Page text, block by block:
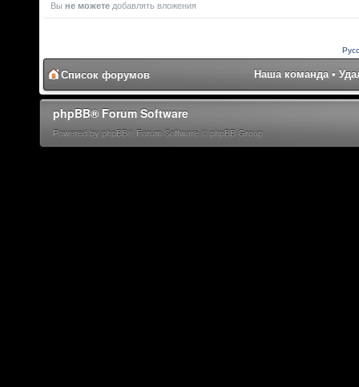
Вы не можете добавлять вложения
Список форумов Наша команда •
phpBB® Forum Software
Powered by phpBB® Forum Software © phpBB Group